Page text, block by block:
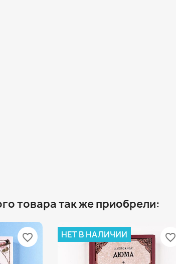
товара так же приобрели:
favorite_border НЕТ В НАЛИЧИИ favorite_border